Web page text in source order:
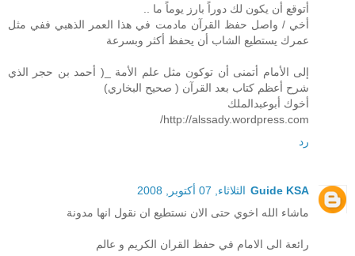
أتوقع أن يكون لك دوراً بارز يوماً ما ..
أخي / واصل حفظ القرآن مادمت في هذا العمر الذهبي ففي مثل
عمرك يستطيع الشاب أن يحفظ أكثر وبسرعة
إلى الأمام أتمنى أن توكون مثل علم الأمة _( أحمد بن حجر الذي
شرح أعظم كتاب بعد القرآن ( صحيح البخاري)
أخوك أبوعبدالملك
http://alssady.wordpress.com/
رد
Guide KSA الثلاثاء, 07 أكتوبر, 2008
ماشاء الله اخوي حتى الان نستطيع ان نقول انها مدونة
رائعة الى الامام في حفظ القران الكريم و عالم